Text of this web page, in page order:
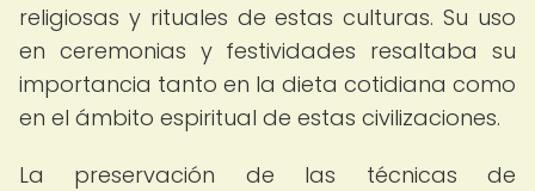
religiosas y rituales de estas culturas. Su uso
en ceremonias y festividades resaltaba su
importancia tanto en la dieta cotidiana como
en el ámbito espiritual de estas civilizaciones.
La preservación de las técnicas de